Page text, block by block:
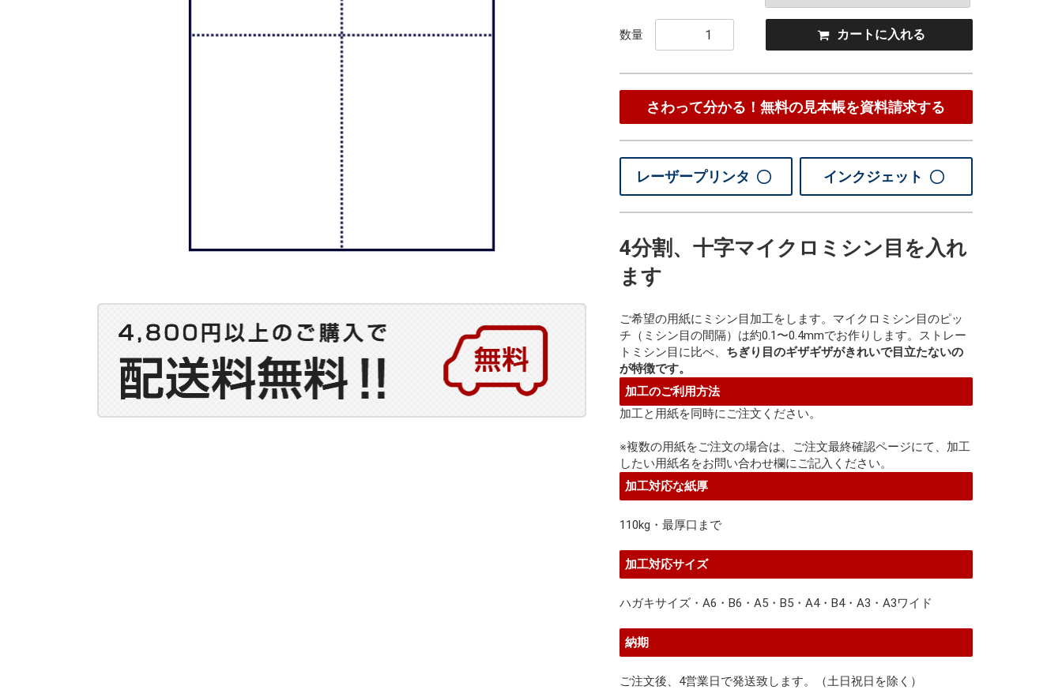
数量 カート に入れる
さわって分かる！無料の見本帳を資料請求する
レーザープリンタ インクジェット
4分割、十字マイクロミシン目を入れ
ます
ご希望の用紙にミシン目加工をします。マイクロミシン目のピッ
チ（ミシン目の間隔）は約0.1〜0.4mmでお作りします。ストレー
トミシン目に比べ、 ちぎり目のギザギザがきれいで目立たないの
が特徴です。
加工のご利用方法
加工と用紙を同時にご注文ください。
※複数の用紙をご注文の場合は、ご注文最終確認ページにて、加工
したい用紙名をお問い合わせ欄にご記入ください。
加工対応な紙厚
110kg・最厚口まで
加工対応サイズ
ハガキサイズ・A6・B6・A5・B5・A4・B4・A3・A3ワイド
納期
ご注文後、4営業日で発送致します。（土日祝日を除く）